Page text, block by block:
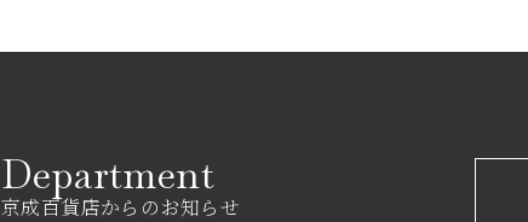
Department
京成百貨店からのお知らせ